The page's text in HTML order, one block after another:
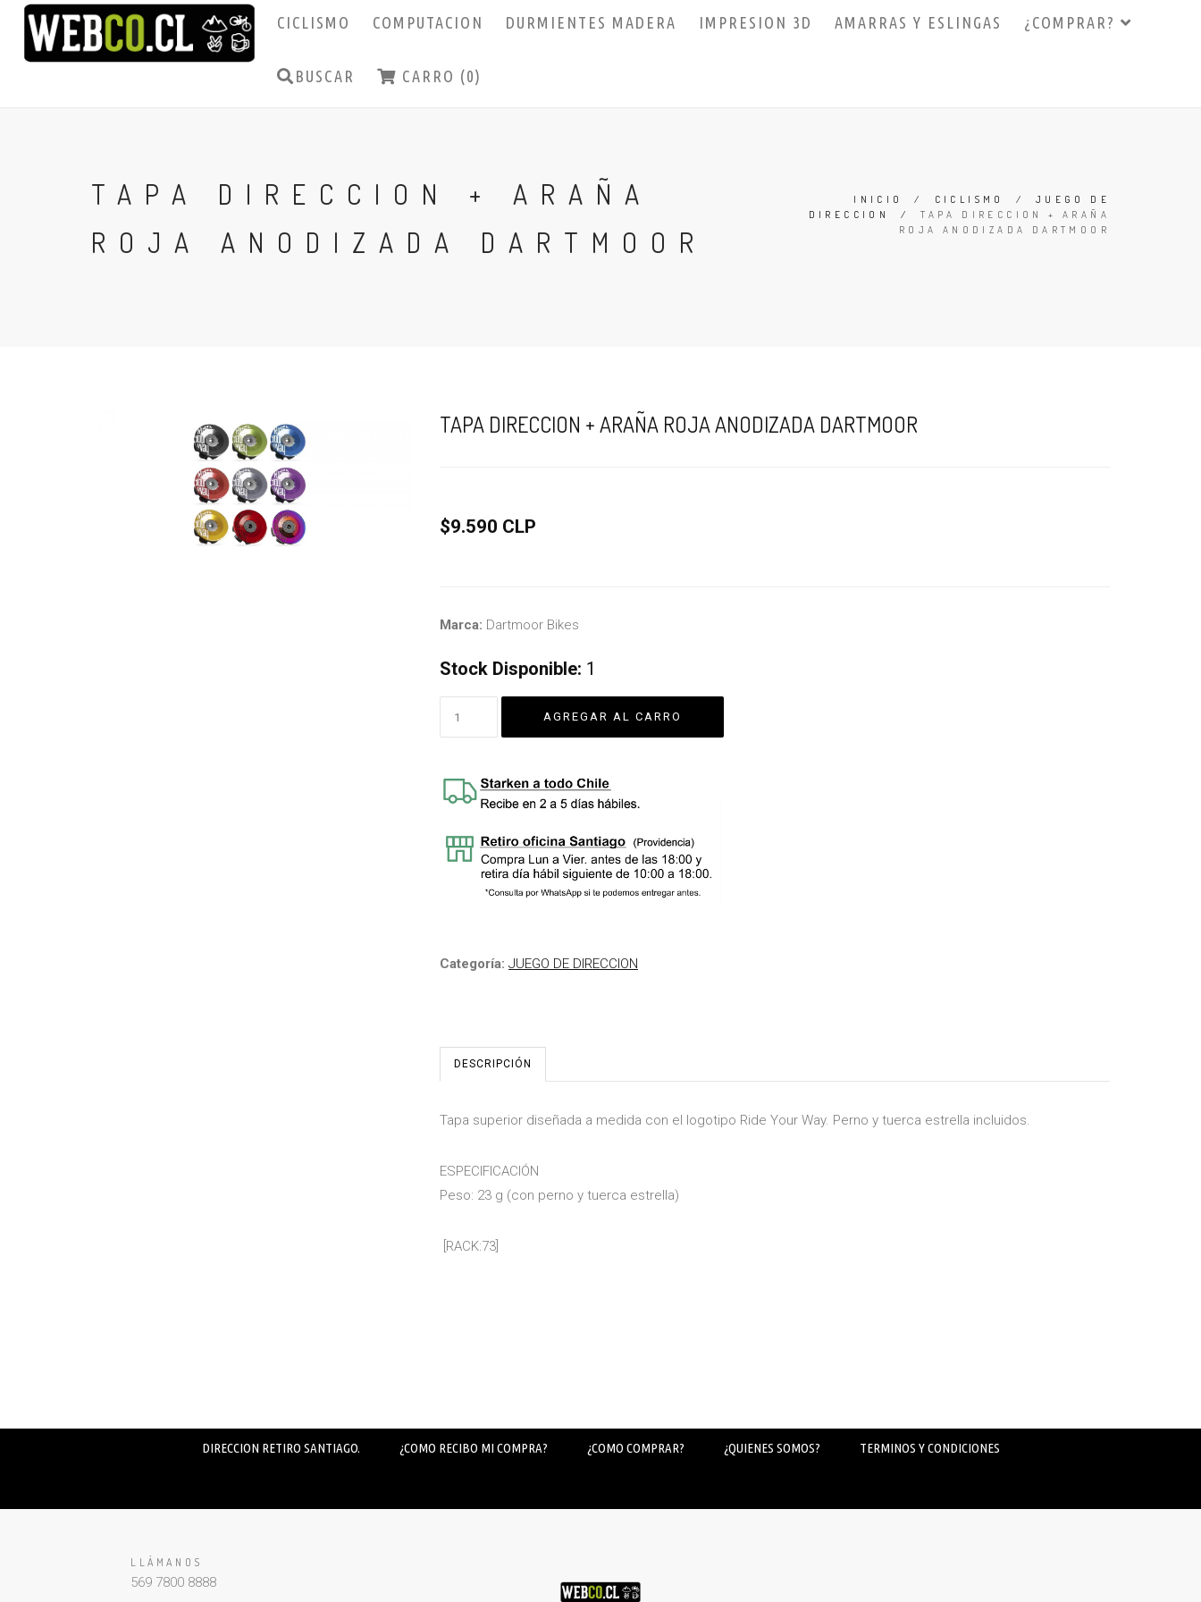
CICLISMO COMPUTACION DURMIENTES MADERA IMPRESION 3D AMARRAS Y ESLINGAS ¿COMPRAR?
BUSCAR CARRO (0)
TAPA DIRECCION + ARAÑA
ROJA ANODIZADA DARTMOOR
INICIO / CICLISMO / JUEGO DE
DIRECCION
/TAPA DIRECCION + ARAÑA
ROJA ANODIZADA DARTMOOR
TAPA DIRECCION + ARAÑA ROJA ANODIZADA DARTMOOR
$9.590 CLP
Marca: Dartmoor Bikes
Stock Disponible: 1
Categoría: JUEGO DE DIRECCION
DESCRIPCIÓN
Tapa superior diseñada a medida con el logotipo Ride Your Way. Perno y tuerca estrella incluidos.
ESPECIFICACIÓN
Peso: 23 g (con perno y tuerca estrella)
[RACK:73]
DIRECCION RETIRO SANTIAGO. ¿COMO RECIBO MI COMPRA? ¿COMO COMPRAR? ¿QUIENES SOMOS? TERMINOS Y CONDICIONES
LLÁMANOS
569 7800 8888